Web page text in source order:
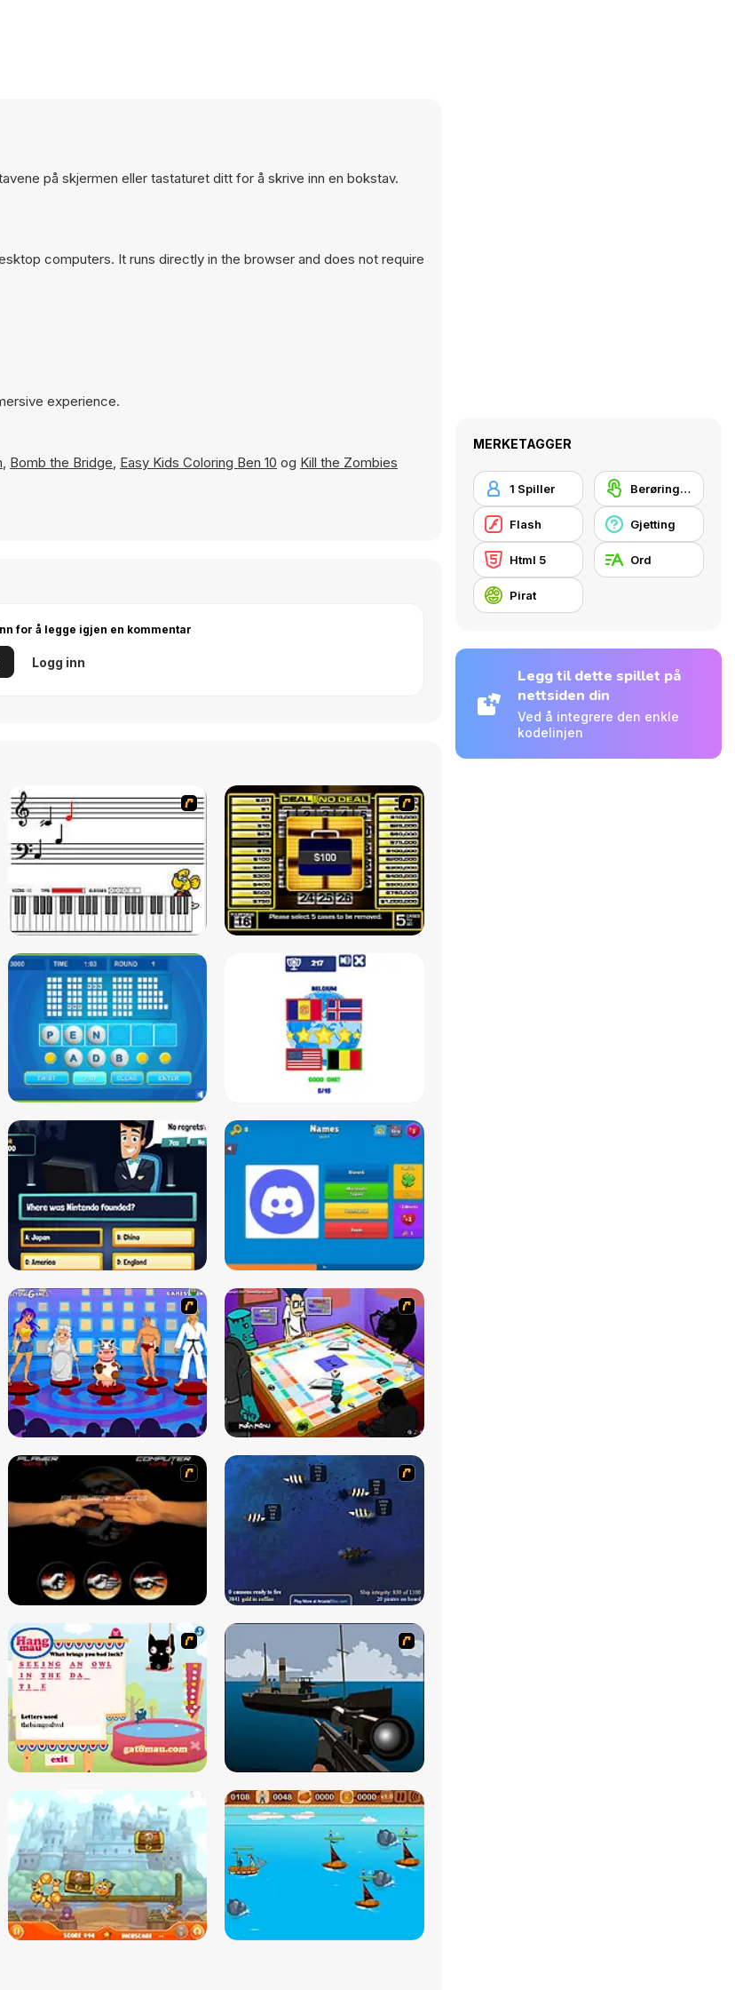
på skjermen eller tastaturet ditt for å skrive inn en bokstav.
computers. It runs directly in the browser and does not require
experience.
, Bomb the Bridge, Easy Kids Coloring Ben 10 og Kill the Zombies
for å legge igjen en kommentar
Logg inn
MERKETAGGER
1 Spiller Berøringsskjerm
Flash Gjetting
Html 5 Ord
Pirat
Legg til dette spillet på
nettsiden din
Ved å integrere den enkle
kodelinjen